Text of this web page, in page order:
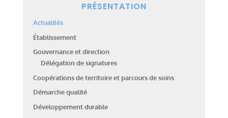
PRÉSENTATION
Actualités
Établissement
Gouvernance et direction
Délégation de signatures
Coopérations de territoire et parcours de soins
Démarche qualité
Développement durable